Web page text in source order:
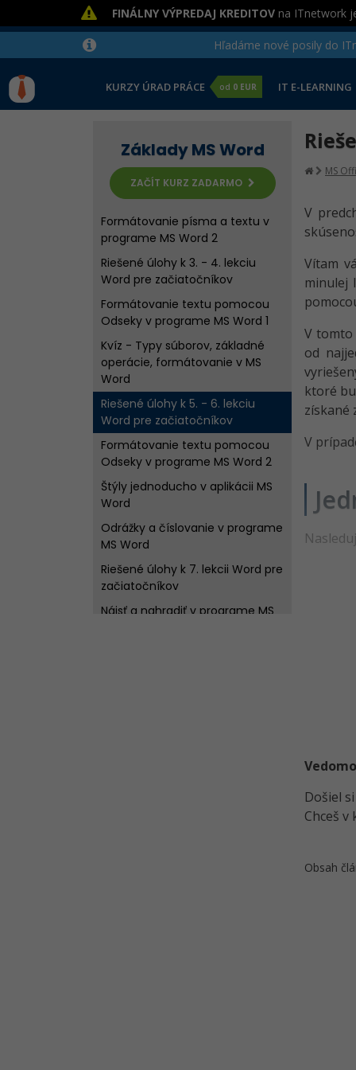
FINÁLNY VÝPREDAJ KREDITOV na ITnetwork
Hľadáme nové posily do
KURZY ÚRAD PRÁCE od 0 EUR IT E-LEARNING
Základy MS Word
ZAČÍT KURZ ZADARMO
Úvod do programu Microsoft
Riešené úlohy k 1. - 2. lekciu Word
pre začiatočníkov
Histórie Wordu, typy súborov a
základné operácie
Formátovanie písma a textu v
programe MS Word 1
Formátovanie písma a textu v
programe MS Word 2
Riešené úlohy k 3. - 4. lekciu
Word pre začiatočníkov
Formátovanie textu pomocou
Odseky v programe MS Word 1
Kvíz - Typy súborov, základné
operácie, formátovanie v MS
Word
Riešené úlohy k 5. - 6. lekciu
Word pre začiatočníkov
Formátovanie textu pomocou
Odseky v programe MS Word 2
Štýly jednoducho v aplikácii MS
Word
Odrážky a číslovanie v programe
MS Word
Riešené úlohy k 7. lekcii Word pre
začiatočníkov
Nájsť a nahradiť v programe MS
MS
V
Vítam
minulej
V tomto
od
ktoré
získané
V
Došiel
Chceš
Obsah